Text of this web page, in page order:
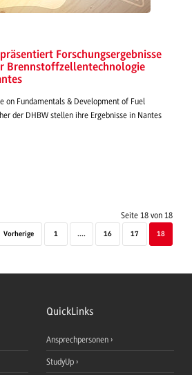
Forschungsergebnisse
Brennstoffzellentechnologie
on Fundamentals & Development of Fuel
der DHBW stellen ihre Ergebnisse in Nantes
Seite 18 von 18
Vorherige 1 .... 16 17 18
QuickLinks
Ansprechpersonen
StudyUp